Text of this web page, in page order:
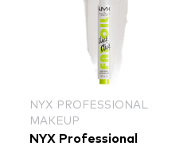
NYX PROFESSIONAL
MAKEUP
NYX Professional